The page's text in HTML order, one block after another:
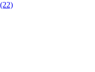
Outstanding Student Reflections (22)